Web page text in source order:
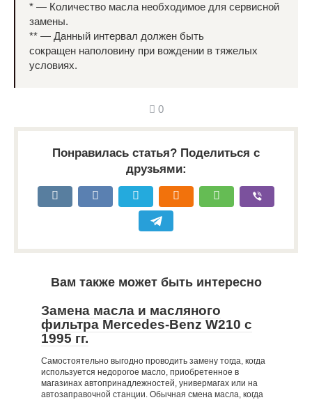
* — Количество масла необходимое для сервисной
замены.
** — Данный интервал должен быть
сокращен наполовину при вождении в тяжелых
условиях.
0
Понравилась статья? Поделиться с
друзьями:
Вам также может быть интересно
Замена масла и масляного
фильтра Mercedes-Benz W210 c
1995 гг.
Самостоятельно выгодно проводить замену тогда, когда
используется недорогое масло, приобретенное в
магазинах автопринадлежностей, универмагах или на
автозаправочной станции. Обычная смена масла, когда